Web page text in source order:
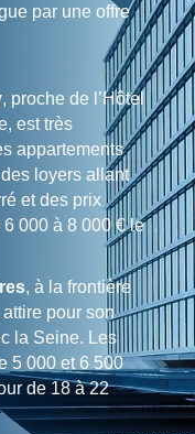
par une offre
, proche de l’Hôtel
est très
appartements
loyers allant
et des prix
6 000 à 8 000 € le
, à la frontière
pour son
la Seine. Les
5 000 et 6 500
de 18 à 22